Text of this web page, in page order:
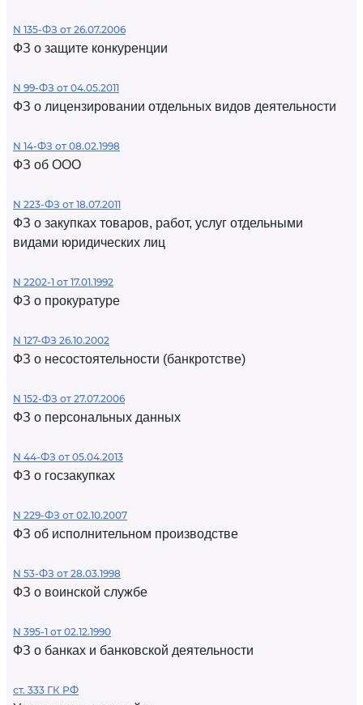
N 135-ФЗ от 26.07.2006
ФЗ о защите конкуренции
N 99-ФЗ от 04.05.2011
ФЗ о лицензировании отдельных видов деятельности
N 14-ФЗ от 08.02.1998
ФЗ об ООО
N 223-ФЗ от 18.07.2011
ФЗ о закупках товаров, работ, услуг отдельными
видами юридических лиц
N 2202-1 от 17.01.1992
ФЗ о прокуратуре
N 127-ФЗ 26.10.2002
ФЗ о несостоятельности (банкротстве)
N 152-ФЗ от 27.07.2006
ФЗ о персональных данных
N 44-ФЗ от 05.04.2013
ФЗ о госзакупках
N 229-ФЗ от 02.10.2007
ФЗ об исполнительном производстве
N 53-ФЗ от 28.03.1998
ФЗ о воинской службе
N 395-1 от 02.12.1990
ФЗ о банках и банковской деятельности
ст. 333 ГК РФ